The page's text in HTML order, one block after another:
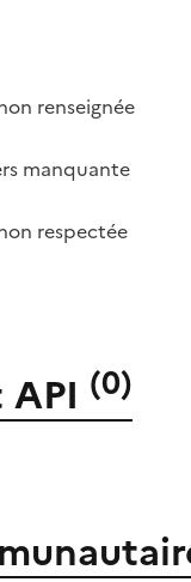
renseignée
manquante
respectée
(0)